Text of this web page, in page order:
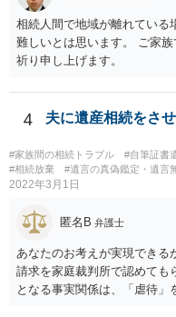
相続人間で地域が離れている
難しいとは思います。 ご家
祈り申し上げます。
4 夫に遺産相続をさ
#家族間の相続トラブル #自筆証書
#相続放棄
#遺言の真偽鑑定・遺言
2022年3月1日
匿名B 弁護士
あなたのお考えが実現できる
請求を家庭裁判所で認めても
となる事実関係は、「虐待